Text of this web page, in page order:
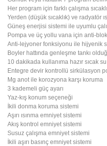
Her program için farklı çalışma
Yerden (düşük sıcaklık) ve radyatör
Güneş enerjisi sistemi ile uyumlu
Pompa ve üç yollu vana için anti-
Anti-lejyoner fonksiyonu ile hijyenik
Boyler hattında genleşme tankı
10 dakikada kullanıma hazır sıcak su
Entegre devir kontrollü sirkülasyon
Mg anot ile korozyona karşı koruma
3 kademeli güç ayarı
Yaz-kış konum seçeneği
İkili donma koruma sistemi
Aşırı ısınma emniyet sistemi
Akış kontrol emniyet sistemi
Susuz çalışma emniyet sistemi
İkili aşırı basınç emniyet sistemi